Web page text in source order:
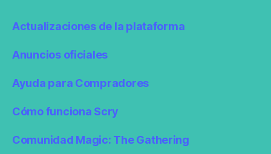
Actualizaciones de la plataforma
Anuncios oficiales
Ayuda para Compradores
Cómo funciona Scry
Comunidad Magic: The Gathering